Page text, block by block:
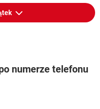
numerze telefonu